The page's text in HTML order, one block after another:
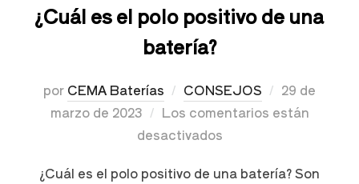
¿Cuál es el polo positivo de una
batería?
por CEMA Baterías CONSEJOS
29 de
marzo de 2023
Los comentarios están
desactivados
¿Cuál es el polo positivo de una batería? Son